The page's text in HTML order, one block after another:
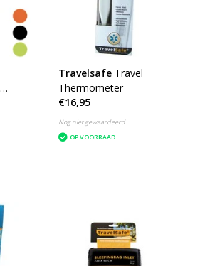
Travelsafe Travel
Thermometer
€16,95
Nog niet gewaardeerd
OP VOORRAAD